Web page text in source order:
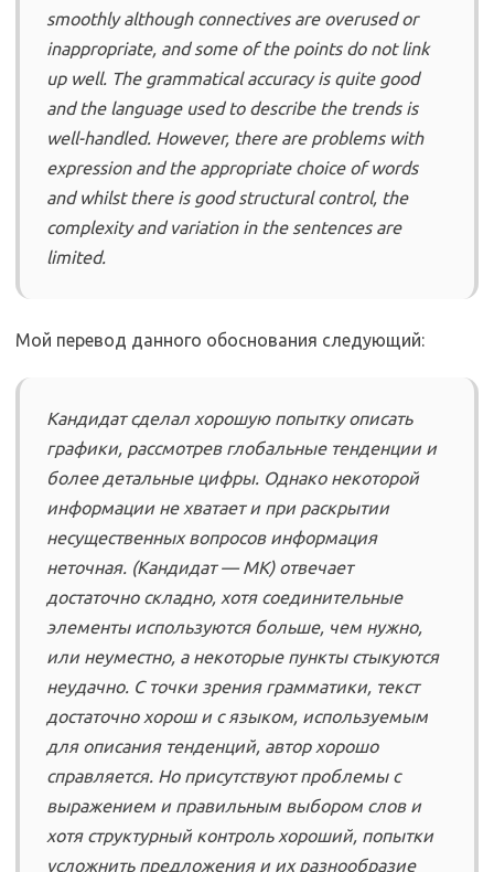
smoothly although connectives are overused or
inappropriate, and some of the points do not link
up well. The grammatical accuracy is quite good
and the language used to describe the trends is
well-handled. However, there are problems with
expression and the appropriate choice of words
and whilst there is good structural control, the
complexity and variation in the sentences are
limited.
Мой перевод данного обоснования следующий:
Кандидат сделал хорошую попытку описать
графики, рассмотрев глобальные тенденции и
более детальные цифры. Однако некоторой
информации не хватает и при раскрытии
несущественных вопросов информация
неточная. (Кандидат — МК) отвечает
достаточно складно, хотя соединительные
элементы используются больше, чем нужно,
или неуместно, а некоторые пункты стыкуются
неудачно. С точки зрения грамматики, текст
достаточно хорош и с языком, используемым
для описания тенденций, автор хорошо
справляется. Но присутствуют проблемы с
выражением и правильным выбором слов и
хотя структурный контроль хороший, попытки
усложнить предложения и их разнообразие